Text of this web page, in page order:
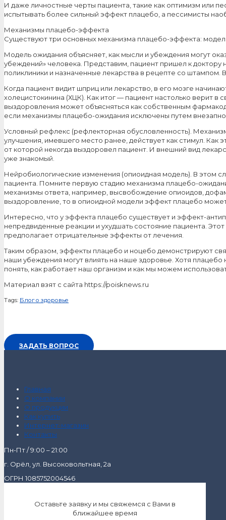
И даже личностные черты пациента, такие как оптимизм или
испытывать более сильный эффект плацебо, а пессимисты
Механизмы плацебо-эффекта
Существуют три основных механизма плацебо-эффекта:
Модель ожидания объясняет, как мысли и убеждения могут
убеждений» человека. Представим, пациент пришел к
поликлиники и назначенные лекарства в рецепте со штампом.
Когда пациент видит шприц или лекарство, в его мозге
холецистокинина (ХЦК). Как итог — пациент настолько верит
выздоровления может объясняться как собственным
если механизмы плацебо-ожидания исключены путем
Условный рефлекс (рефлекторная обусловленность).
улучшения, имевшего место ранее, действует как стимул. Как
от которой некогда выздоровел пациент. И внешний вид
уже знакомый.
Нейробиологические изменения (опиоидная модель). В этом
пациента. Помните первую стадию механизма плацебо-
механизмы ответа, например, высвобождение опиоидов,
выздоровление, то в опиоидной модели эффект плацебо
Интересно, что у эффекта плацебо существует и эффект-
непредвиденные реакции и ухудшать состояние пациента.
предполагает отрицательные эффекты от лечения.
Таким образом, эффекты плацебо и ноцебо демонстрируют
наши убеждения могут влиять на наше здоровье. Хотя
понять, как работает наш организм и как мы можем
Материал взят с сайта https://poisknews.ru
Tags: Блог о здоровье
ЗАДАТЬ ВОПРОС
Главная
О компании
О продукции
Как купить
Интернет-магазин
Контакты
Пн-Пт / 9:00 – 21:00
г. Орёл, ул. Высоковольтная, 2а
ОГРН 1085752004546
Оставьте заявку и мы свяжемся с Вами в
ближайшее время